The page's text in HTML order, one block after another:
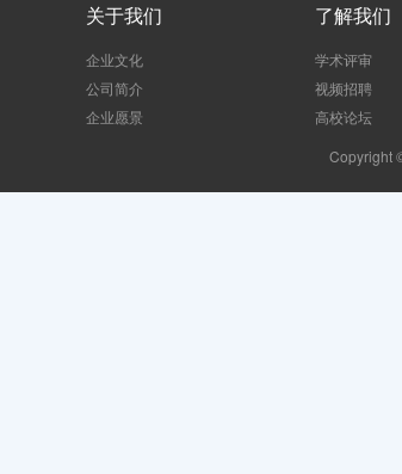
关于我们
企业文化
公司简介
企业愿景
了解我们
学术评审
视频招聘
高校论坛
Copyright